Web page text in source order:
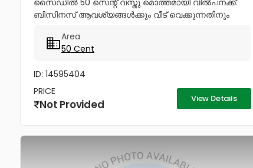
സൈഡിൽ 50 സെന്റ് വസ്തു മൊത്തമായി വിൽപനക്ക്.
ബിസിനസ് ആവശ്യങ്ങൾക്കും വീട് വെക്കുന്നതിനും
Area
50 Cent
ID: 14595404
PRICE
Not Provided View Details